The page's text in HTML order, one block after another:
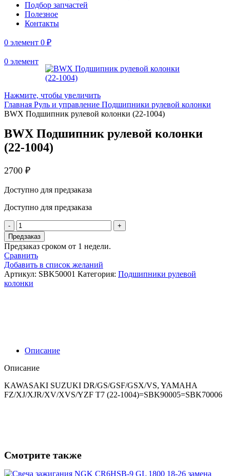
Подбор запчастей
Полезное
Контакты
0 элемент 0 ₽
0 элемент
Нажмите, чтобы увеличить
Главная Руль и управление Подшипники рулевой колонки
BWX Подшипник рулевой колонки (22-1004)
BWX Подшипник рулевой колонки
(22-1004)
2700 ₽
Доступно для предзаказа
Доступно для предзаказа
Количество
товара
BWX
Подшипник
рулевой
колонки
(22-
1004)
Предзаказ
Предзаказ сроком от 1 недели.
Сравнить
Добавить в список желаний
Артикул: SBK50001 Категория: Подшипники рулевой
колонки
Описание
Описание
KAWASAKI SUZUKI DR/GS/GSF/GSX/VS, YAMAHA
FZ/XJ/XJR/XV/XVS/YZF T7 (22-1004)=SBK90005=SBK70006
Смотрите также